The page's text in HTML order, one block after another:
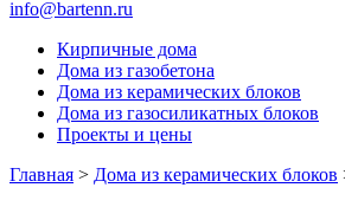
info@bartenn.ru
Кирпичные дома
Дома из газобетона
Дома из керамических блоков
Дома из газосиликатных блоков
Проекты и цены
Главная > Дома из керамических блоков